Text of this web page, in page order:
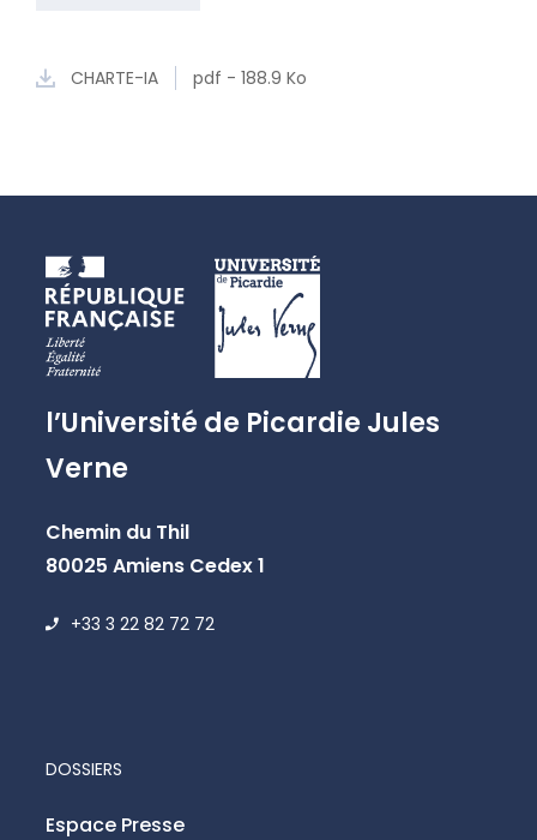
CHARTE-IA pdf - 188.9 Ko
l’Université de Picardie Jules
Verne
Chemin du Thil
80025 Amiens Cedex 1
+33 3 22 82 72 72
DOSSIERS
Espace Presse